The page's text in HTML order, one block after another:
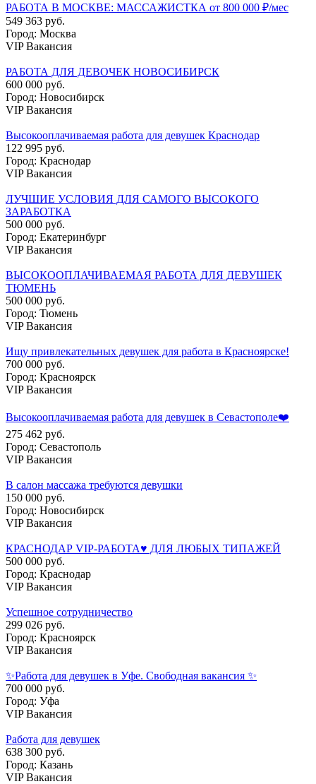
РАБОТА В МОСКВЕ: МАССАЖИСТКА от 800 000 ₽/мес
549 363 руб.
Город: Москва
VIP Вакансия
РАБОТА ДЛЯ ДЕВОЧЕК НОВОСИБИРСК
600 000 руб.
Город: Новосибирск
VIP Вакансия
Высокооплачиваемая работа для девушек Краснодар
122 995 руб.
Город: Краснодар
VIP Вакансия
ЛУЧШИЕ УСЛОВИЯ ДЛЯ САМОГО ВЫСОКОГО
ЗАРАБОТКА
500 000 руб.
Город: Екатеринбург
VIP Вакансия
ВЫСОКООПЛАЧИВАЕМАЯ РАБОТА ДЛЯ ДЕВУШЕК
ТЮМЕНЬ
500 000 руб.
Город: Тюмень
VIP Вакансия
Ищу привлекательных девушек для работа в Красноярске!
700 000 руб.
Город: Красноярск
VIP Вакансия
Высокооплачиваемая работа для девушек в Севастополе❤️
275 462 руб.
Город: Севастополь
VIP Вакансия
В салон массажа требуются девушки
150 000 руб.
Город: Новосибирск
VIP Вакансия
КРАСНОДАР VIP-РАБОТА♥️ ДЛЯ ЛЮБЫХ ТИПАЖЕЙ
500 000 руб.
Город: Краснодар
VIP Вакансия
Успешное сотрудничество
299 026 руб.
Город: Красноярск
VIP Вакансия
✨Работа для девушек в Уфе. Свободная вакансия ✨
700 000 руб.
Город: Уфа
VIP Вакансия
Работа для девушек
638 300 руб.
Город: Казань
VIP Вакансия